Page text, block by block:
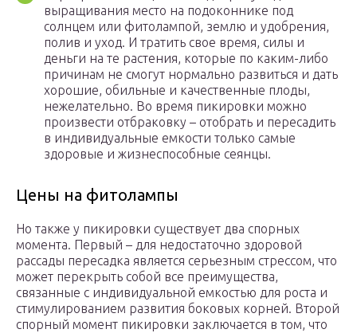
выращивания место на подоконнике под
солнцем или фитолампой, землю и удобрения,
полив и уход. И тратить свое время, силы и
деньги на те растения, которые по каким-либо
причинам не смогут нормально развиться и дать
хорошие, обильные и качественные плоды,
нежелательно. Во время пикировки можно
произвести отбраковку – отобрать и пересадить
в индивидуальные емкости только самые
здоровые и жизнеспособные сеянцы.
Цены на фитолампы
Но также у пикировки существует два спорных
момента. Первый – для недостаточно здоровой
рассады пересадка является серьезным стрессом, что
может перекрыть собой все преимущества,
связанные с индивидуальной емкостью для роста и
стимулированием развития боковых корней. Второй
спорный момент пикировки заключается в том, что